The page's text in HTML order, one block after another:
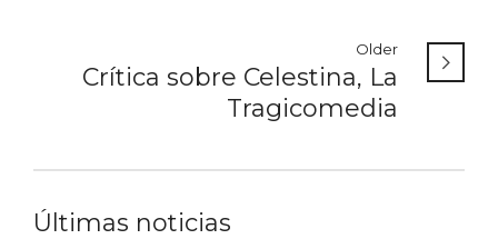
Older
Crítica sobre Celestina, La
Tragicomedia
Últimas noticias